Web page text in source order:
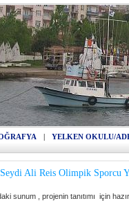
| YELKEN OKULU/
Ali Reis Olimpik Sporcu
sunum , projenin tanıtımı için